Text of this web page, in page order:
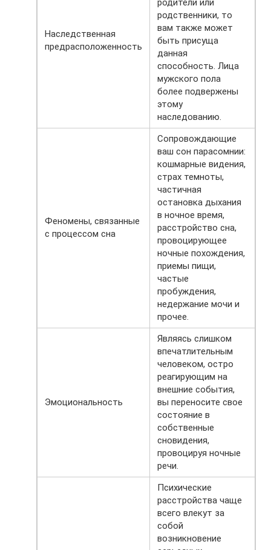
Наследственная
предрасположенность
родственники, то
вам также может
быть присуща
данная
способность. Лица
мужского пола
более подвержены
этому
наследованию.
Феномены, связанные
с процессом сна
Сопровождающие
ваш сон парасомнии:
кошмарные видения,
страх темноты,
частичная
остановка дыхания
в ночное время,
расстройство сна,
провоцирующее
ночные похождения,
приемы пищи,
частые
пробуждения,
недержание мочи и
прочее.
Эмоциональность
Являясь слишком
впечатлительным
человеком, остро
реагирующим на
внешние события,
вы переносите свое
состояние в
собственные
сновидения,
провоцируя ночные
речи.
Психические
расстройства чаще
всего влекут за
собой
возникновение